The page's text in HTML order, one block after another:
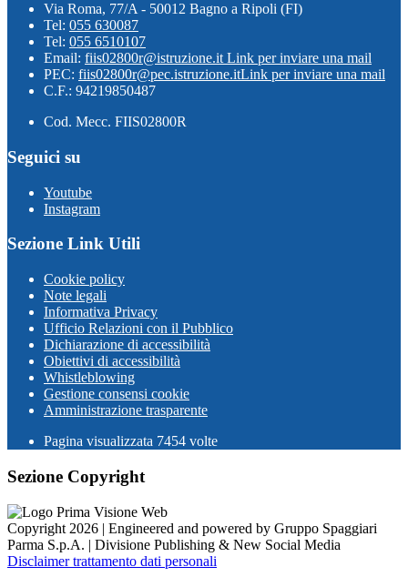
Via Roma, 77/A - 50012 Bagno a Ripoli (FI)
Tel: 055 630087
Tel: 055 6510107
Email: fiis02800r@istruzione.it Link per inviare una mail
PEC: fiis02800r@pec.istruzione.itLink per inviare una mail
C.F.: 94219850487
Cod. Mecc. FIIS02800R
Seguici su
Youtube
Instagram
Sezione Link Utili
Cookie policy
Note legali
Informativa Privacy
Ufficio Relazioni con il Pubblico
Dichiarazione di accessibilità
Obiettivi di accessibilità
Whistleblowing
Gestione consensi cookie
Amministrazione trasparente
Pagina visualizzata 7454 volte
Sezione Copyright
Copyright 2026 | Engineered and powered by Gruppo Spaggiari
Parma S.p.A. | Divisione Publishing & New Social Media
Disclaimer trattamento dati personali